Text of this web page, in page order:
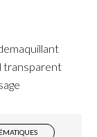
transparent